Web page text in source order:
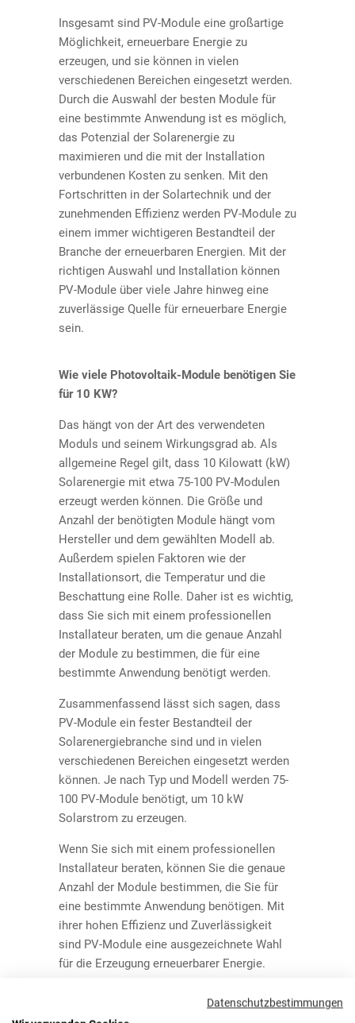
Insgesamt sind PV-Module eine großartige
Möglichkeit, erneuerbare Energie zu
erzeugen, und sie können in vielen
verschiedenen Bereichen eingesetzt werden.
Durch die Auswahl der besten Module für
eine bestimmte Anwendung ist es möglich,
das Potenzial der Solarenergie zu
maximieren und die mit der Installation
verbundenen Kosten zu senken. Mit den
Fortschritten in der Solartechnik und der
zunehmenden Effizienz werden PV-Module zu
einem immer wichtigeren Bestandteil der
Branche der erneuerbaren Energien. Mit der
richtigen Auswahl und Installation können
PV-Module über viele Jahre hinweg eine
zuverlässige Quelle für erneuerbare Energie
sein.
Wie viele Photovoltaik-Module benötigen Sie
für 10 KW?
Das hängt von der Art des verwendeten
Moduls und seinem Wirkungsgrad ab. Als
allgemeine Regel gilt, dass 10 Kilowatt (kW)
Solarenergie mit etwa 75-100 PV-Modulen
erzeugt werden können. Die Größe und
Anzahl der benötigten Module hängt vom
Hersteller und dem gewählten Modell ab.
Außerdem spielen Faktoren wie der
Installationsort, die Temperatur und die
Beschattung eine Rolle. Daher ist es wichtig,
dass Sie sich mit einem professionellen
Installateur beraten, um die genaue Anzahl
der Module zu bestimmen, die für eine
bestimmte Anwendung benötigt werden.
Zusammenfassend lässt sich sagen, dass
PV-Module ein fester Bestandteil der
Solarenergiebranche sind und in vielen
verschiedenen Bereichen eingesetzt werden
können. Je nach Typ und Modell werden 75-
100 PV-Module benötigt, um 10 kW
Solarstrom zu erzeugen.
Wenn Sie sich mit einem professionellen
Installateur beraten, können Sie die genaue
Anzahl der Module bestimmen, die Sie für
eine bestimmte Anwendung benötigen. Mit
ihrer hohen Effizienz und Zuverlässigkeit
sind PV-Module eine ausgezeichnete Wahl
für die Erzeugung erneuerbarer Energie.
Was kostet ein Photovoltaik-Modul?
Datenschutzbestimmungen